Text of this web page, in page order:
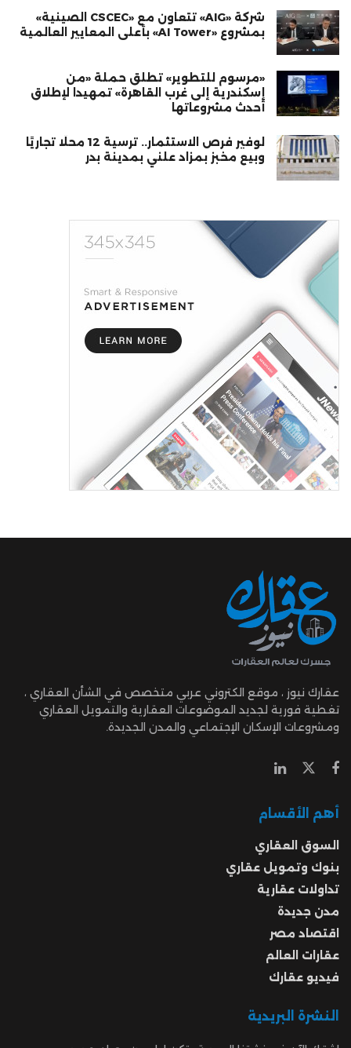
شركة «AIG» تتعاون مع «CSCEC الصينية»
بمشروع «AI Tower» بأعلى المعايير العالمية
«مرسوم للتطوير» تطلق حملة «من
إسكندرية إلى غرب القاهرة» تمهيدا لإطلاق
أحدث مشروعاتها
لوفير فرص الاستثمار.. ترسية 12 محلًا تجاريًا
وبيع مخبز بمزاد علني بمدينة بدر
عقارك نيوز ، موقع الكتروني عربي متخصص في الشأن العقاري ،
تغطية فورية لجديد الموضوعات العقارية والتمويل العقاري
ومشروعات الإسكان الإجتماعي والمدن الجديدة.
أهم الأقسام
السوق العقاري
بنوك وتمويل عقاري
تداولات عقارية
مدن جديدة
اقتصاد مصر
عقارات العالم
فيديو عقارك
النشرة البريدية